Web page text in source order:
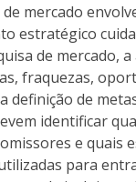
mercado
estratégico
de mercado, a
fraquezas,
definição de
identificar
e quais
para